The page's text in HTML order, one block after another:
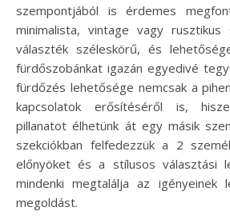
szempontjából is érdemes
minimalista, vintage vagy rusztikus
választék széleskörű, és
fürdőszobánkat igazán egyedivé
fürdőzés lehetősége nemcsak a
kapcsolatok erősítéséről is,
pillanatot élhetünk át egy másik
szekciókban felfedezzük a 2
előnyöket és a stílusos választási
mindenki megtalálja az igényeinek
megoldást.